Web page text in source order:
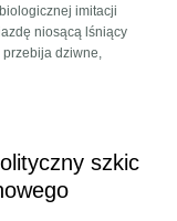
imitacji
niosącą lśniący
przebija dziwne,
szkic